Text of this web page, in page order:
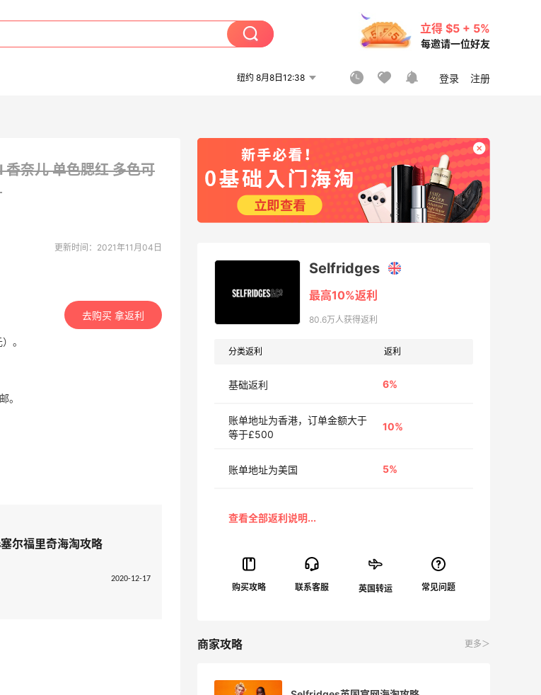
立得 $5 + 5%
每邀请一位好友
纽约 8月8日12:38 登录 注册
奈儿 单色腮红 多色可
更新时间：2021年11月04日
去购买 拿返利
。
。
尔福里奇海淘攻略
2020-12-17
Selfridges
最高10%返利
80.6万人获得返利
分类返利 返利
基础返利 6%
账单地址为香港，订单金额大于
等于£500
10%
账单地址为美国 5%
英国转运
商家攻略 更多＞